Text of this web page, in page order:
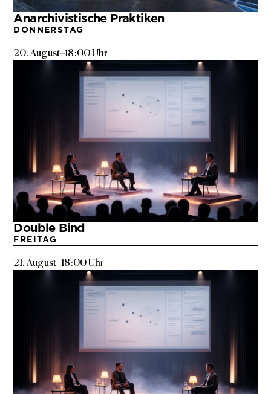
Anarchivistische Praktiken
DONNERSTAG
20. August–18:00 Uhr
Double Bind
FREITAG
21. August–18:00 Uhr